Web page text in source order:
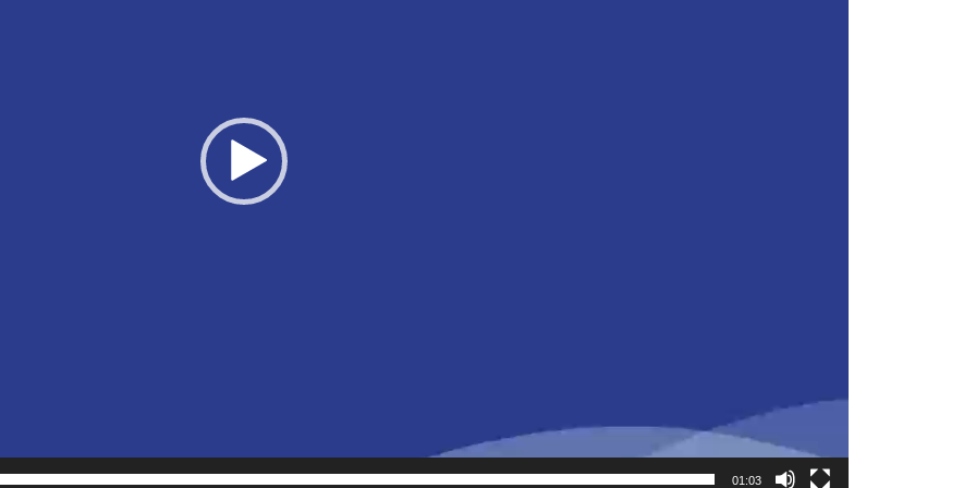
01:03